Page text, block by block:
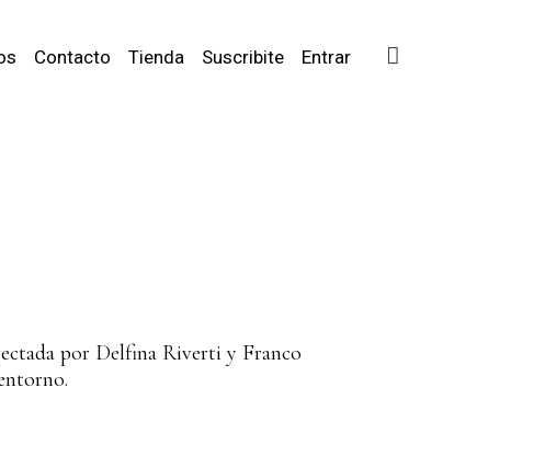
Contacto Tienda Suscribite Entrar
por Delfina Riverti y Franco